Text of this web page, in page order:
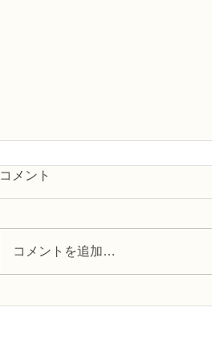
コメント
コメントを追加…